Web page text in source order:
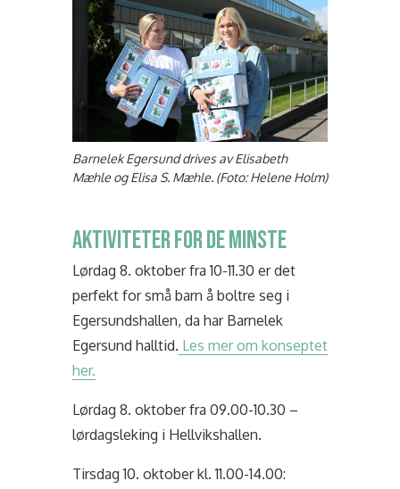
Barnelek Egersund drives av Elisabeth
Mæhle og Elisa S. Mæhle. (Foto: Helene Holm)
AKTIVITETER FOR DE MINSTE
Lørdag 8. oktober fra 10-11.30 er det
perfekt for små barn å boltre seg i
Egersundshallen, da har Barnelek
Egersund halltid. Les mer om konseptet
her.
Lørdag 8. oktober fra 09.00-10.30 –
lørdagsleking i Hellvikshallen.
Tirsdag 10. oktober kl. 11.00-14.00: